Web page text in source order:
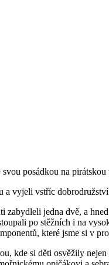
posádkou na
vyjeli vstříc
zabydleli jedna dvě, a
po stěžních i na
které jsme si v
kde si děti osvěžily